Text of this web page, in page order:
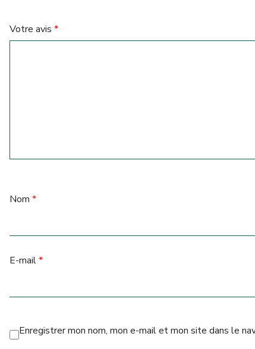
Votre avis *
Nom *
E-mail*
Enregistrer mon nom, mon e-mail et mon site dans le